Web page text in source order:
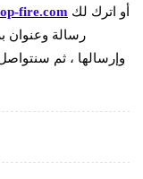
fire.com
رسالة وعنوان